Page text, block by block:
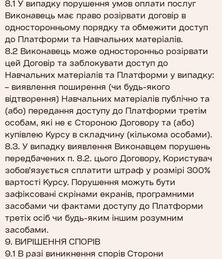
8.1 У випадку порушення умов оплати послуг
Виконавець має право розірвати договір в
односторонньому порядку та обмежити доступ
до Платформи та Навчальних матеріалів.
8.2 Виконавець може односторонньо розірвати
цей Договір та заблокувати доступ до
Навчальних матеріалів та Платформи у випадку:
– виявлення поширення (чи будь-якого
відтворення) Навчальних матеріалів публічно та
(або) передання доступу до Платформи третім
особам, які не є Стороною Договору та (або)
купівлею Курсу в складчину (кількома особами).
8.3. У випадку виявлення Виконавцем порушень
передбачених п. 8.2. цього Договору, Користувач
зобов’язується сплатити штраф у розмірі 300%
вартості Курсу. Порушення можуть бути
зафіксовані скрінами екранів, програмними
засобами чи фактами доступу до Платформи
третіх осіб чи будь-яким іншим розумним
засобами.
9. ВИРІШЕННЯ СПОРІВ
9.1 В разі виникнення спорів Сторони